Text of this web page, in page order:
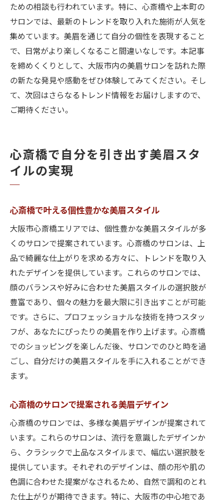
ための相談も行われています。特に、心斎橋や上本町の
サロンでは、最新のトレンドを取り入れた施術が人気を
集めています。美眉を通じて自分の個性を表現すること
で、日常がより楽しくなること間違いなしです。本記事
を締めくくりとして、大阪市内の美眉サロンを訪れた際
の新たな発見や感動をぜひ体験してみてください。そし
て、次回はさらなるトレンド情報をお届けしますので、
ご期待ください。
心斎橋で自分を引き出す美眉スタ
イルの実現
心斎橋で叶える個性豊かな美眉スタイル
大阪市心斎橋エリアでは、個性豊かな美眉スタイルが多
くのサロンで提案されています。心斎橋のサロンは、上
品で綺麗な仕上がりを求める方々に、トレンドを取り入
れたデザインを提供しています。これらのサロンでは、
顔のバランスや好みに合わせた美眉スタイルの選択肢が
豊富であり、個々の魅力を最大限に引き出すことが可能
です。さらに、プロフェッショナルな技術を持つスタッ
フが、あなたにぴったりの美眉を作り上げます。心斎橋
でのショッピングを楽しんだ後、サロンでのひと時を過
ごし、自分だけの美眉スタイルを手に入れることができ
ます。
心斎橋のサロンで提案される美眉デザイン
心斎橋のサロンでは、多様な美眉デザインが提案されて
います。これらのサロンは、流行を意識したデザインか
ら、クラシックで上品なスタイルまで、幅広い選択肢を
提供しています。それぞれのデザインは、顔の形や肌の
色調に合わせた提案がなされるため、自然で調和のとれ
た仕上がりが期待できます。特に、大阪市の中心地であ